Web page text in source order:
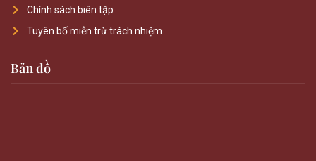
Chính sách biên tập
Tuyên bố miễn trừ trách nhiệm
Bản đồ